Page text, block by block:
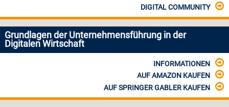
DIGITAL COMMUNITY
Grundlagen der Unternehmensführung in der
Digitalen Wirtschaft
INFORMATIONEN
AUF AMAZON KAUFEN
AUF SPRINGER GABLER KAUFEN